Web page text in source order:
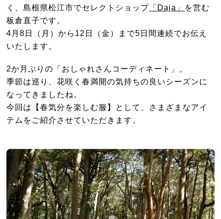
く、島根県松江市でセレクトショップ 「Daja」 を営む
板倉直子です。
4月8日（月）から12日（金）まで5日間連続でお伝え
いたします。
2か月ぶりの「おしゃれさんコーディネート」。
季節は巡り、花咲く春満開の気持ちの良いシーズンに
なってきましたね。
今回は【春気分を楽しむ服】として、さまざまなアイ
テムをご紹介させていただきます。